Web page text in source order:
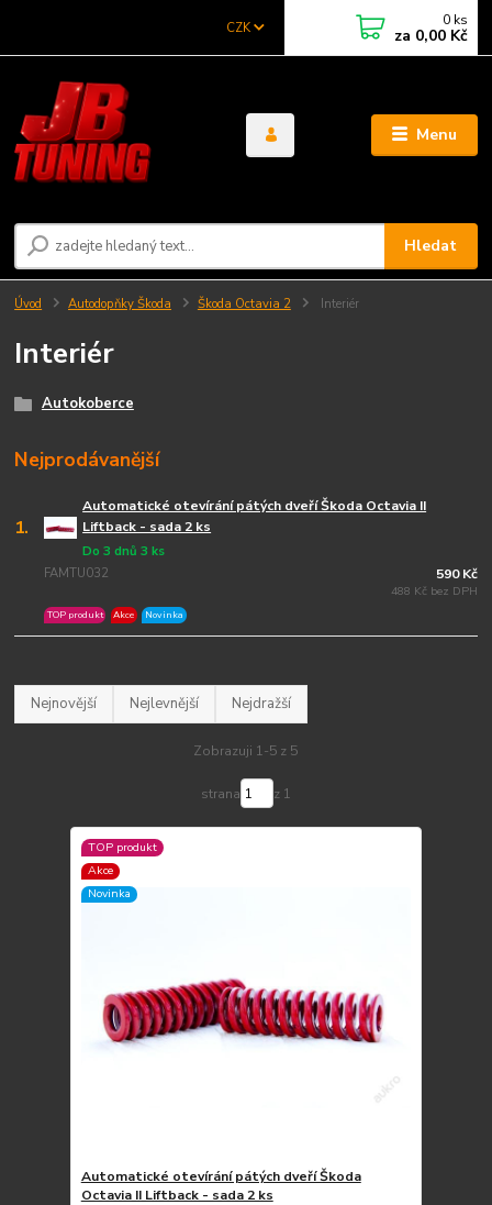
Menu
CZK
Hledat
0 ks
za 0,00 Kč
Úvod Autodopňky Škoda Škoda Octavia 2 Interiér
Interiér
Autokoberce
Nejprodávanější
1.
Automatické otevírání pátých dveří Škoda Octavia II
Liftback - sada 2 ks
FAMTU032
Do 3 dnů 3 ks
TOP produkt Akce Novinka
590 Kč
488 Kč bez DPH
Nejnovější Nejlevnější Nejdražší
Zobrazuji 1-5 z 5
strana z 1
TOP produkt
Akce
Novinka
Automatické otevírání pátých dveří Škoda
Octavia II Liftback - sada 2 ks